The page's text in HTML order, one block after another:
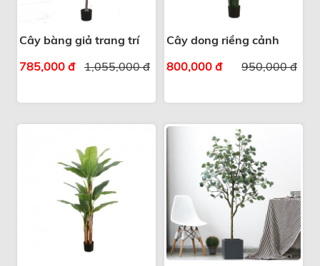
Cây bàng giả trang trí
1,055,000 đ
785,000 đ
Cây dong riềng cảnh
950,000 đ
800,000 đ